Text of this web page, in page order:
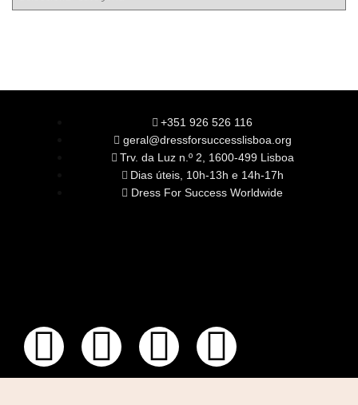
+351 926 526 116
geral@dressforsuccesslisboa.org
Trv. da Luz n.º 2, 1600-499 Lisboa
Dias úteis, 10h-13h e 14h-17h
Dress For Success Worldwide